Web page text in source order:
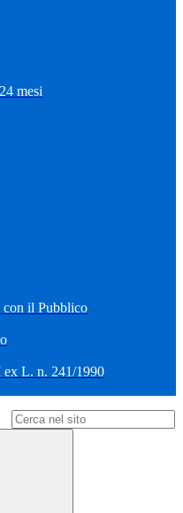
mesi
il Pubblico
L. n. 241/1990